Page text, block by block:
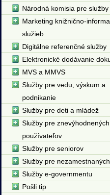
Národná komisia pre služby
Marketing knižnično-
služieb
Digitálne referenčné služby
Elektronické dodávanie
MVS a MMVS
Služby pre vedu, výskum a
podnikanie
Služby pre deti a mládež
Služby pre znevýhodnených
používateľov
Služby pre seniorov
Služby pre nezamestnaných
Služby e-governmentu
Pošli tip